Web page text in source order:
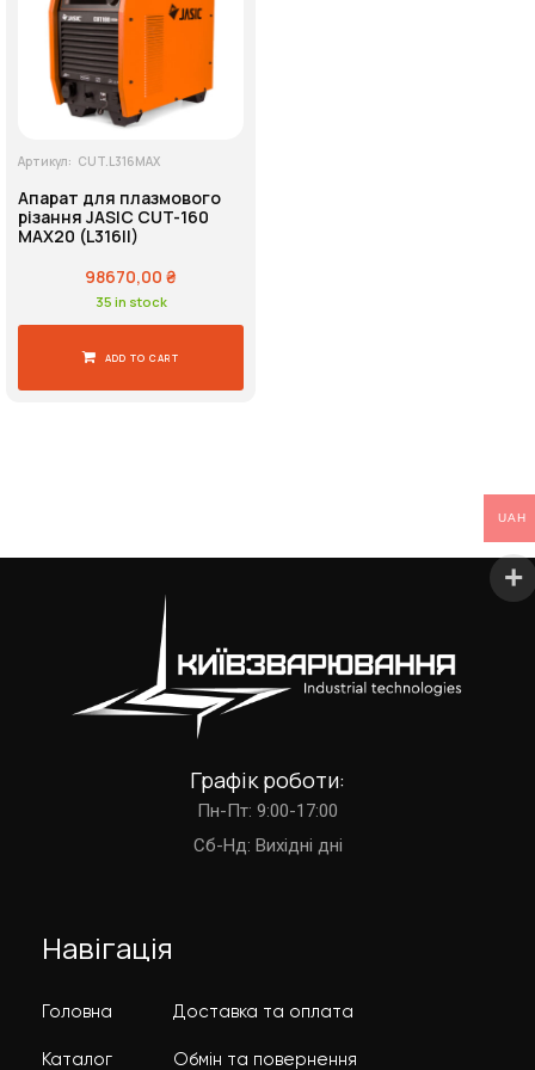
Артикул: CUT.L316MAX
Апарат для плазмового
різання JASIC CUT-160
MAX20 (L316II)
98670,00 ₴
35 in stock
ADD TO CART
Графік роботи:
Пн-Пт: 9:00-17:00
Cб-Нд: Вихідні дні
Навігація
Головна
Каталог
Доставка та оплата
Обмін та повернення
Напруга живлення
UAH